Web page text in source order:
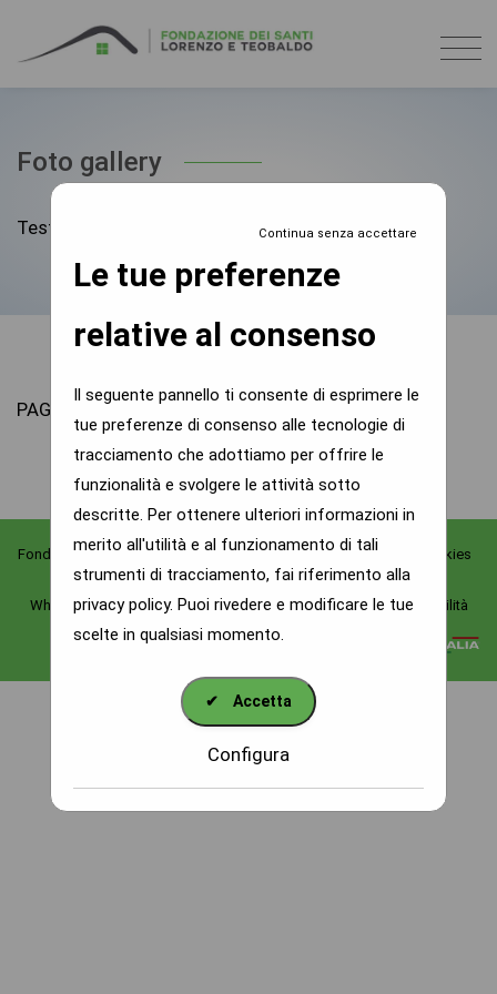
Continua senza accettare
Le tue preferenze
relative al consenso
Il seguente pannello ti consente di esprimere le
tue preferenze di consenso alle tecnologie di
tracciamento che adottiamo per offrire le
funzionalità e svolgere le attività sotto
descritte. Per ottenere ulteriori informazioni in
merito all'utilità e al funzionamento di tali
strumenti di tracciamento, fai riferimento alla
privacy policy. Puoi rivedere e modificare le tue
scelte in qualsiasi momento.
Configura
✔ Accetta
Foto gallery
Testo pertinente
PAGINA IN ALLESTIMENTO
Fondazione dei Santi Lorenzo e Teobaldo | Diocesi Alba
Cookies
Informative Privacy | Amministrazione Trasparente
Whistleblowing
| Parità di Genere | Dichiarazione di Accessibilità